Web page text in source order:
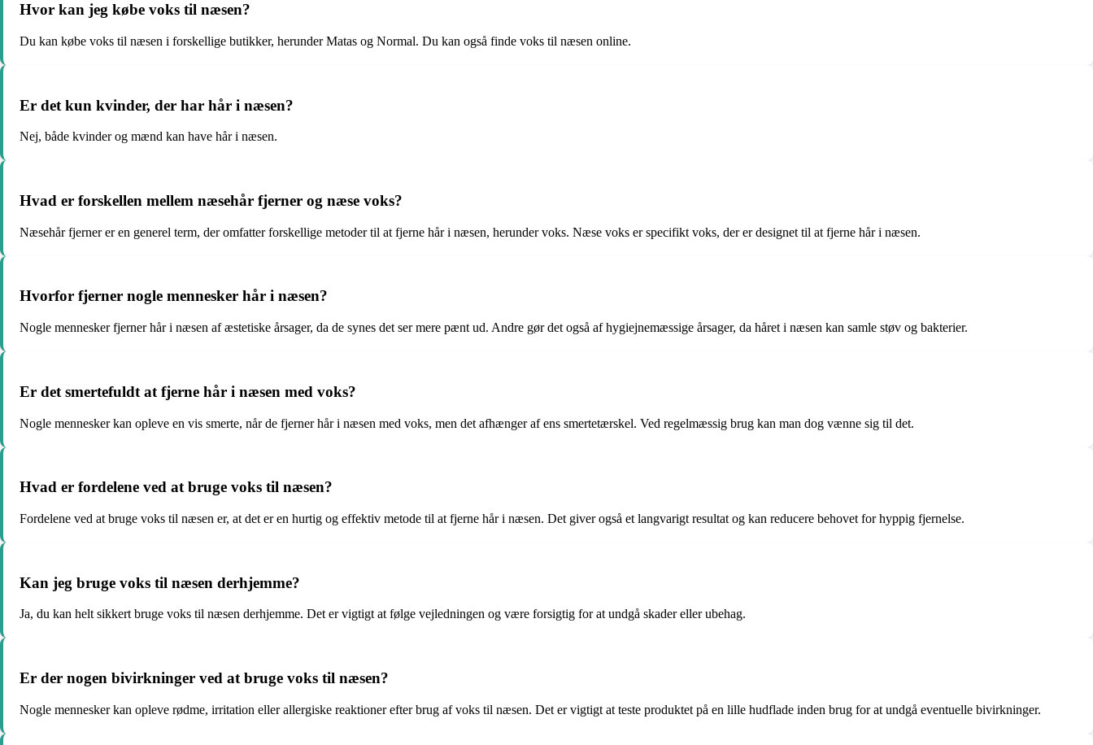
Hvor kan jeg købe voks til næsen?
Du kan købe voks til næsen i forskellige butikker, herunder Matas og Normal. Du kan også finde voks til næsen online.
Er det kun kvinder, der har hår i næsen?
Nej, både kvinder og mænd kan have hår i næsen.
Hvad er forskellen mellem næsehår fjerner og næse voks?
Næsehår fjerner er en generel term, der omfatter forskellige metoder til at fjerne hår i næsen, herunder voks. Næse voks er specifikt voks, der er designet til at fjerne hår i næsen.
Hvorfor fjerner nogle mennesker hår i næsen?
Nogle mennesker fjerner hår i næsen af æstetiske årsager, da de synes det ser mere pænt ud. Andre gør det også af hygiejnemæssige årsager, da håret i næsen kan samle støv og bakterier.
Er det smertefuldt at fjerne hår i næsen med voks?
Nogle mennesker kan opleve en vis smerte, når de fjerner hår i næsen med voks, men det afhænger af ens smertetærskel. Ved regelmæssig brug kan man dog vænne sig til det.
Hvad er fordelene ved at bruge voks til næsen?
Fordelene ved at bruge voks til næsen er, at det er en hurtig og effektiv metode til at fjerne hår i næsen. Det giver også et langvarigt resultat og kan reducere behovet for hyppig fjernelse.
Kan jeg bruge voks til næsen derhjemme?
Ja, du kan helt sikkert bruge voks til næsen derhjemme. Det er vigtigt at følge vejledningen og være forsigtig for at undgå skader eller ubehag.
Er der nogen bivirkninger ved at bruge voks til næsen?
Nogle mennesker kan opleve rødme, irritation eller allergiske reaktioner efter brug af voks til næsen. Det er vigtigt at teste produktet på en lille hudflade inden brug for at undgå eventuelle bivirkninger.